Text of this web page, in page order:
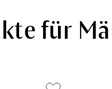
für